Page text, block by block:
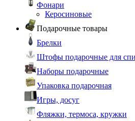
Фонари
Керосиновые
Подарочные товары
Брелки
Штофы подарочные для
Наборы подарочные
Упаковка подарочная
Игры, досуг
Фляжки, термоса, кружки